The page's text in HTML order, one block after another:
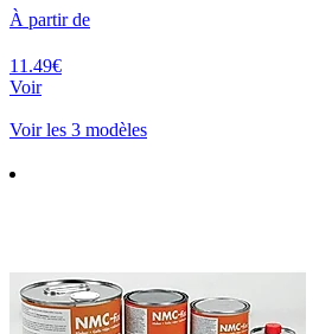
À partir de
11.49€
Voir
Voir les 3 modèles